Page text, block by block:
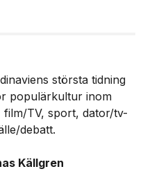
största tidning
populärkultur inom
TV, sport, dator/tv-
debatt.
Källgren